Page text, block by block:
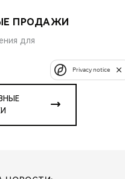
ПРОДАЖИ
для
Privacy notice